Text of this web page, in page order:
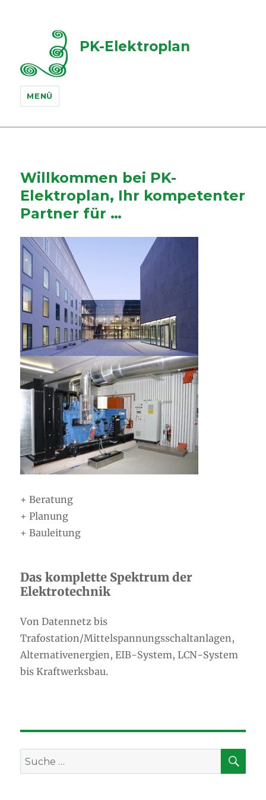
PK-Elektroplan
MENÜ
Willkommen bei PK-
Elektroplan, Ihr kompetenter
Partner für …
+ Beratung
+ Planung
+ Bauleitung
Das komplette Spektrum der
Elektrotechnik
Von Datennetz bis
Trafostation/Mittelspannungsschaltanlagen,
Alternativenergien, EIB-System, LCN-System
bis Kraftwerksbau.
Suche
nach: